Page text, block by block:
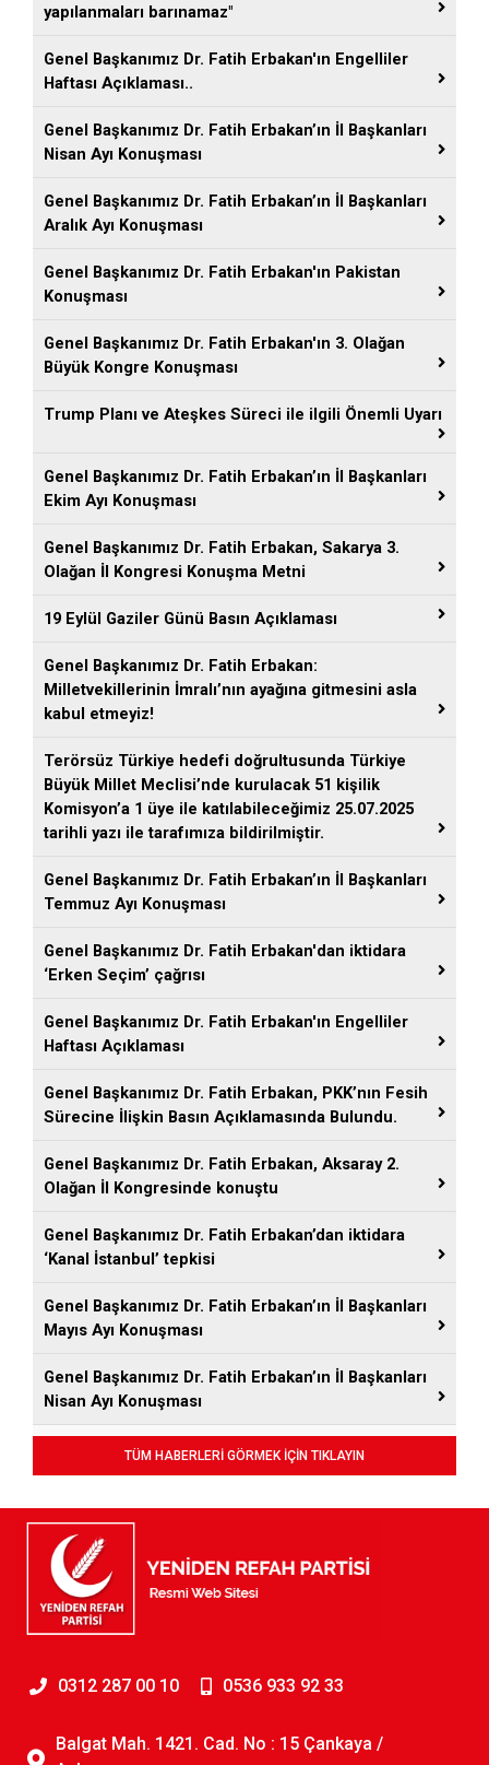
yapılanmaları barınamaz"
Genel Başkanımız Dr. Fatih Erbakan'ın Engelliler
Haftası Açıklaması..
Genel Başkanımız Dr. Fatih Erbakan’ın İl Başkanları
Nisan Ayı Konuşması
Genel Başkanımız Dr. Fatih Erbakan’ın İl Başkanları
Aralık Ayı Konuşması
Genel Başkanımız Dr. Fatih Erbakan'ın Pakistan
Konuşması
Genel Başkanımız Dr. Fatih Erbakan'ın 3. Olağan
Büyük Kongre Konuşması
Trump Planı ve Ateşkes Süreci ile ilgili Önemli Uyarı
Genel Başkanımız Dr. Fatih Erbakan’ın İl Başkanları
Ekim Ayı Konuşması
Genel Başkanımız Dr. Fatih Erbakan, Sakarya 3.
Olağan İl Kongresi Konuşma Metni
19 Eylül Gaziler Günü Basın Açıklaması
Genel Başkanımız Dr. Fatih Erbakan:
Milletvekillerinin İmralı’nın ayağına gitmesini asla
kabul etmeyiz!
Terörsüz Türkiye hedefi doğrultusunda Türkiye
Büyük Millet Meclisi’nde kurulacak 51 kişilik
Komisyon’a 1 üye ile katılabileceğimiz 25.07.2025
tarihli yazı ile tarafımıza bildirilmiştir.
Genel Başkanımız Dr. Fatih Erbakan’ın İl Başkanları
Temmuz Ayı Konuşması
Genel Başkanımız Dr. Fatih Erbakan'dan iktidara
‘Erken Seçim’ çağrısı
Genel Başkanımız Dr. Fatih Erbakan'ın Engelliler
Haftası Açıklaması
Genel Başkanımız Dr. Fatih Erbakan, PKK’nın Fesih
Sürecine İlişkin Basın Açıklamasında Bulundu.
Genel Başkanımız Dr. Fatih Erbakan, Aksaray 2.
Olağan İl Kongresinde konuştu
Genel Başkanımız Dr. Fatih Erbakan’dan iktidara
‘Kanal İstanbul’ tepkisi
Genel Başkanımız Dr. Fatih Erbakan’ın İl Başkanları
Mayıs Ayı Konuşması
Genel Başkanımız Dr. Fatih Erbakan’ın İl Başkanları
Nisan Ayı Konuşması
TÜM HABERLERİ GÖRMEK İÇİN TIKLAYIN
0312 287 00 10 0536 933 92 33
Balgat Mah. 1421. Cad. No : 15 Çankaya /